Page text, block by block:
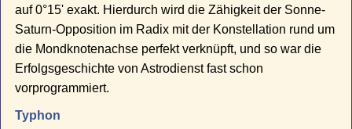
auf 0°15' exakt. Hierdurch wird die Zähigkeit der Sonne-
Saturn-Opposition im Radix mit der Konstellation rund um
die Mondknotenachse perfekt verknüpft, und so war die
Erfolgsgeschichte von Astrodienst fast schon
vorprogrammiert.
Typhon